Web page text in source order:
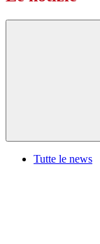
Tutte le news